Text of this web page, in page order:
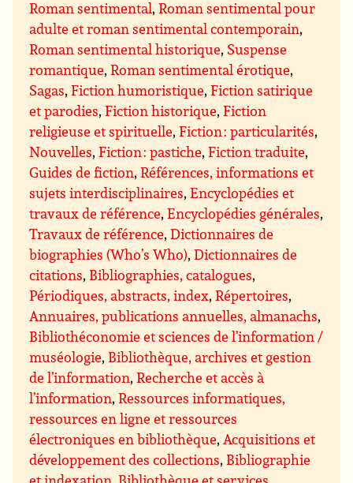
Roman sentimental,Roman sentimental pour
adulte et roman sentimental contemporain,
Roman sentimental historique, Suspense
romantique,Roman sentimental érotique,
Sagas,Fiction humoristique,Fiction satirique
et parodies,Fiction historique,Fiction
religieuse et spirituelle,Fiction : particularités,
Nouvelles,Fiction : pastiche,Fiction traduite,
Guides de fiction,Références, informations et
sujets interdisciplinaires,Encyclopédies et
travaux de référence,Encyclopédies générales,
Travaux de référence,Dictionnaires de
biographies (Who’s Who),Dictionnaires de
citations, Bibliographies, catalogues,
Périodiques, abstracts, index,Répertoires,
Annuaires, publications annuelles, almanachs,
Bibliothéconomie et sciences de l’information /
muséologie, Bibliothèque, archives et gestion
de l’information,Recherche et accès à
l’information,Ressources informatiques,
ressources en ligne et ressources
électroniques en bibliothèque,Acquisitions et
développement des collections, Bibliographie